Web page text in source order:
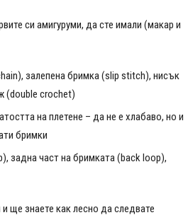
си амигуруми, да сте имали (макар и
залепена бримка (slip stitch), нисък
(double crochet)
на плетене – да не е хлабаво, но и
бримки
задна част на бримката (back loop),
ще знаете как лесно да следвате